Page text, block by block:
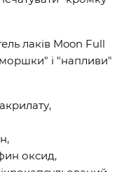
лаків Moon Full
і "напливи"
оксид,